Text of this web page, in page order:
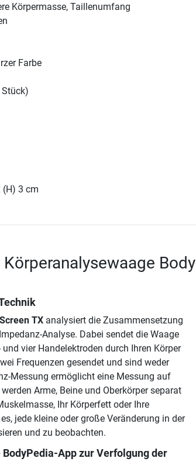
Körpermasse, Taillenumfang
Farbe
3 cm
Body
TXanalysiert die Zusammensetzung
Analyse. Dabei sendet die Waage
vier Handelektroden durch Ihren Körper
Frequenzen gesendet und sind weder
Messung ermöglicht eine Messung auf
Arme, Beine und Oberkörper separat
Ihr Körperfett oder Ihre
jede kleine oder große Veränderung in der
und zu beobachten.
App zur Verfolgung der